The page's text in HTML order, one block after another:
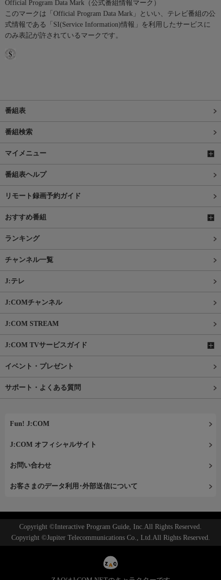
Official Program Data Mark（公式番組情報マーク）
このマークは「Official Program Data Mark」といい、テレビ番組の公
式情報である「SI(Service Information)情報」を利用したサービスに
のみ表記が許されているマークです。
番組表
番組検索
マイメニュー
番組表ヘルプ
リモート録画予約ガイド
おすすめ番組
ランキング
チャンネル一覧
J:テレ
J:COMチャンネル
J:COM STREAM
J:COM TVサービスガイド
イベント・プレゼント
サポート・よくある質問
Fun! J:COM
J:COM オフィシャルサイト
お問い合わせ
お客さまのデータ利用･外部送信について
Copyright ©Interactive Program Guide, Inc.All Rights Reserved.
Copyright ©Jupiter Telecommunications Co., Ltd.All Rights Reserved.